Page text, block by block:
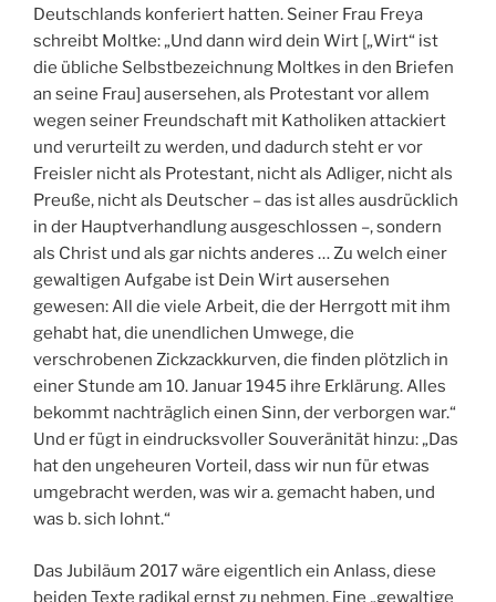
Deutschlands konferiert hatten. Seiner Frau Freya
schreibt Moltke: „Und dann wird dein Wirt [„Wirt“ ist
die übliche Selbstbezeichnung Moltkes in den Briefen
an seine Frau] ausersehen, als Protestant vor allem
wegen seiner Freundschaft mit Katholiken attackiert
und verurteilt zu werden, und dadurch steht er vor
Freisler nicht als Protestant, nicht als Adliger, nicht als
Preuße, nicht als Deutscher – das ist alles ausdrücklich
in der Hauptverhandlung ausgeschlossen –, sondern
als Christ und als gar nichts anderes … Zu welch einer
gewaltigen Aufgabe ist Dein Wirt ausersehen
gewesen: All die viele Arbeit, die der Herrgott mit ihm
gehabt hat, die unendlichen Umwege, die
verschrobenen Zickzackkurven, die finden plötzlich in
einer Stunde am 10. Januar 1945 ihre Erklärung. Alles
bekommt nachträglich einen Sinn, der verborgen war.“
Und er fügt in eindrucksvoller Souveränität hinzu: „Das
hat den ungeheuren Vorteil, dass wir nun für etwas
umgebracht werden, was wir a. gemacht haben, und
was b. sich lohnt.“
Das Jubiläum 2017 wäre eigentlich ein Anlass, diese
beiden Texte radikal ernst zu nehmen. Eine „gewaltige